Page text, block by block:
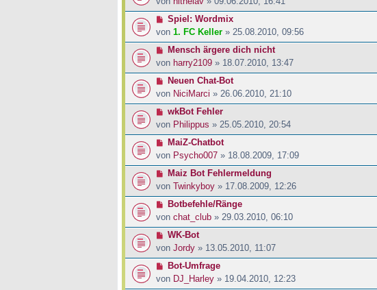
Spiel: Wordmix
von 1. FC Keller » 25.08.2010, 09:56
Mensch ärgere dich nicht
von harry2109 » 18.07.2010, 13:47
Neuen Chat-Bot
von NiciMarci » 26.06.2010, 21:10
wkBot Fehler
von Philippus » 25.05.2010, 20:54
MaiZ-Chatbot
von Psycho007 » 18.08.2009, 17:09
Maiz Bot Fehlermeldung
von Twinkyboy » 17.08.2009, 12:26
Botbefehle/Ränge
von chat_club » 29.03.2010, 06:10
WK-Bot
von Jordy » 13.05.2010, 11:07
Bot-Umfrage
von DJ_Harley » 19.04.2010, 12:23